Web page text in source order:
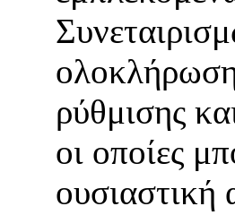
ρύθμισης
οι οποίες
ουσιαστική